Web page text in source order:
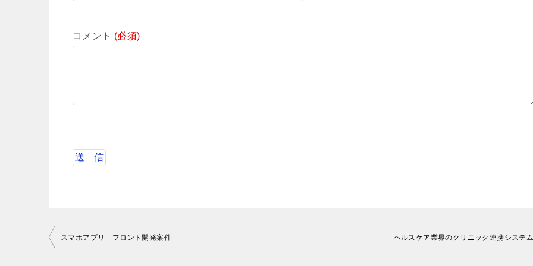
コメント (必須)
投
スマホアプリ フロント開発案件 ヘルスケア業界のクリニック連携システ